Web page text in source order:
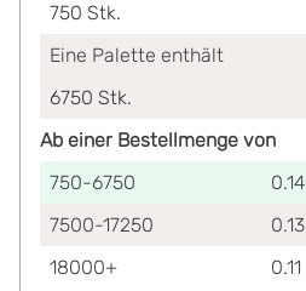
750 Stk.
Eine Palette enthält
6750 Stk.
Ab einer Bestellmenge von
750-6750
0.14
7500-17250
0.13
18000+
0.11